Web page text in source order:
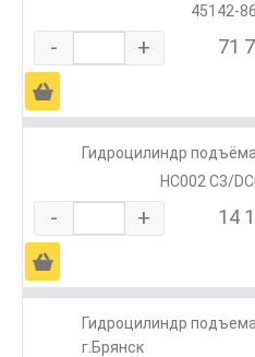
45142-
- + 71
Ä
Гидроцилиндр
HC002 C3/
- + 14
Ä
Гидроцилиндр
г.Брянск